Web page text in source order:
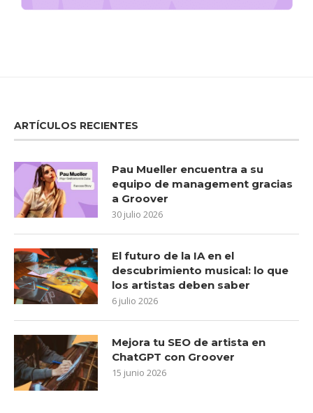
ARTÍCULOS RECIENTES
Pau Mueller encuentra a su
equipo de management gracias
a Groover
30 julio 2026
El futuro de la IA en el
descubrimiento musical: lo que
los artistas deben saber
6 julio 2026
Mejora tu SEO de artista en
ChatGPT con Groover
15 junio 2026